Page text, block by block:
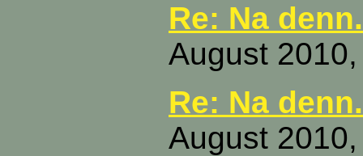
Re: Na
August
Re: Na
August